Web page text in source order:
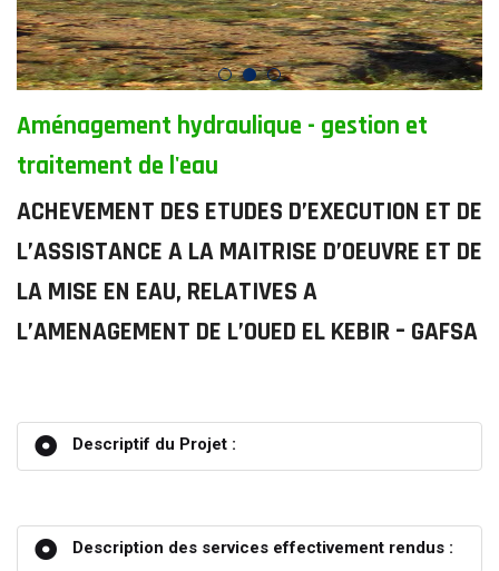
Aménagement hydraulique - gestion et
traitement de l'eau
ACHEVEMENT DES ETUDES D’EXECUTION ET DE
L’ASSISTANCE A LA MAITRISE D’OEUVRE ET DE
LA MISE EN EAU, RELATIVES A
L’AMENAGEMENT DE L’OUED EL KEBIR – GAFSA
Descriptif du Projet :
Description des services effectivement rendus :